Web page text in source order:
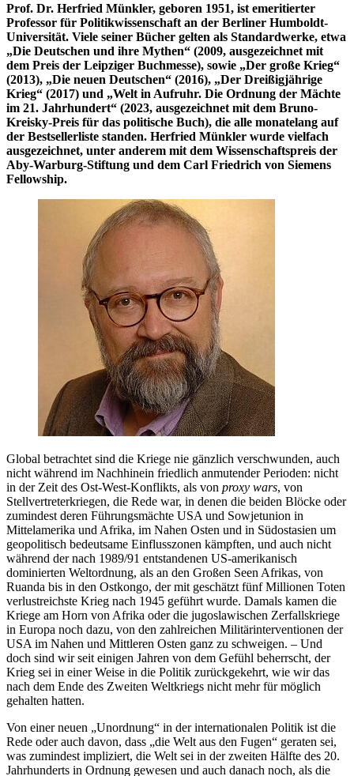
Prof. Dr. Herfried Münkler, geboren 1951, ist emeritierter
Professor für Politikwissenschaft an der Berliner Humboldt-
Universität. Viele seiner Bücher gelten als Standardwerke, etwa
„Die Deutschen und ihre Mythen“ (2009, ausgezeichnet mit
dem Preis der Leipziger Buchmesse), sowie „Der große Krieg“
(2013), „Die neuen Deutschen“ (2016), „Der Dreißigjährige
Krieg“ (2017) und „Welt in Aufruhr. Die Ordnung der Mächte
im 21. Jahrhundert“ (2023, ausgezeichnet mit dem Bruno-
Kreisky-Preis für das politische Buch), die alle monatelang auf
der Bestsellerliste standen. Herfried Münkler wurde vielfach
ausgezeichnet, unter anderem mit dem Wissenschaftspreis der
Aby-Warburg-Stiftung und dem Carl Friedrich von Siemens
Fellowship.
Global betrachtet sind die Kriege nie gänzlich verschwunden, auch
nicht während im Nachhinein friedlich anmutender Perioden: nicht
in der Zeit des Ost-West-Konflikts, als von proxy wars, von
Stellvertreterkriegen, die Rede war, in denen die beiden Blöcke oder
zumindest deren Führungsmächte USA und Sowjetunion in
Mittelamerika und Afrika, im Nahen Osten und in Südostasien um
geopolitisch bedeutsame Einflusszonen kämpften, und auch nicht
während der nach 1989/91 entstandenen US-amerikanisch
dominierten Weltordnung, als an den Großen Seen Afrikas, von
Ruanda bis in den Ostkongo, der mit geschätzt fünf Millionen Toten
verlustreichste Krieg nach 1945 geführt wurde. Damals kamen die
Kriege am Horn von Afrika oder die jugoslawischen Zerfallskriege
in Europa noch dazu, von den zahlreichen Militärinterventionen der
USA im Nahen und Mittleren Osten ganz zu schweigen. – Und
doch sind wir seit einigen Jahren von dem Gefühl beherrscht, der
Krieg sei in einer Weise in die Politik zurückgekehrt, wie wir das
nach dem Ende des Zweiten Weltkriegs nicht mehr für möglich
gehalten hatten.
Von einer neuen „Unordnung“ in der internationalen Politik ist die
Rede oder auch davon, dass „die Welt aus den Fugen“ geraten sei,
was zumindest impliziert, die Welt sei in der zweiten Hälfte des 20.
Jahrhunderts in Ordnung gewesen und auch danach noch, als die